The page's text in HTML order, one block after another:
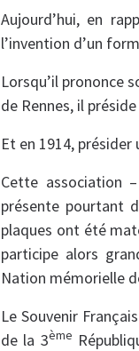
Aujourd’hui, en
l’invention d’un
Lorsqu’il prononce
de Rennes, il
Et en 1914, présider
Cette association
présente pourtant
plaques ont été
participe alors
Nation mémorielle
Le Souvenir
de la 3ème